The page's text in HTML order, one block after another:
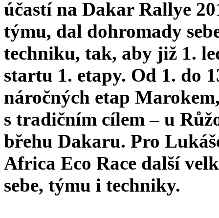
účastí na Dakar Rallye
týmu, dal dohromady
techniku, tak, aby již 1.
startu 1. etapy. Od 1. do
náročných etap
s tradičním cílem – u
břehu Dakaru. Pro
Africa Eco Race další
sebe, týmu i techniky.